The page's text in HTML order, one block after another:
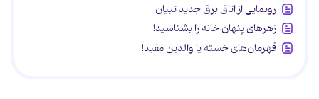
رونمایی از اتاق برق جدید تبیان
زهرهای پنهان خانه را بشناسید!
قهرمان‌های خسته یا والدین مفید!